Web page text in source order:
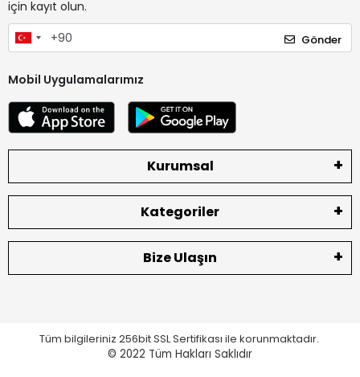
için kayıt olun.
Gönder
Mobil Uygulamalarımız
Kurumsal
Kategoriler
Bize Ulaşın
Tüm bilgileriniz 256bit SSL Sertifikası ile korunmaktadır.
© 2022 Tüm Hakları Saklıdır